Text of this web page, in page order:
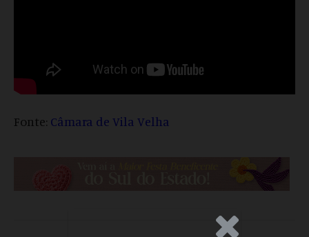
Fonte: Câmara de Vila Velha